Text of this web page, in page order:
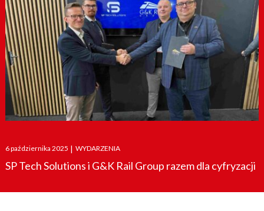
Posted
on
6 października 2025 | WYDARZENIA
SP Tech Solutions i G&K Rail Group razem dla cyfryzacji